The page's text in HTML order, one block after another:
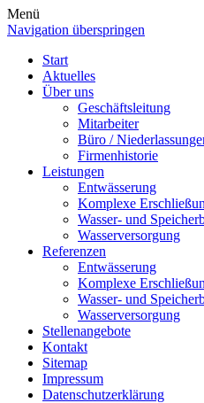
Menü
Navigation überspringen
Start
Aktuelles
Über uns
Geschäftsleitung
Mitarbeiter
Büro /
Firmenhistorie
Leistungen
Entwässerung
Komplexe
Wasser- und
Wasserversorgung
Referenzen
Entwässerung
Komplexe
Wasser- und
Wasserversorgung
Stellenangebote
Kontakt
Sitemap
Impressum
Datenschutzerklärung